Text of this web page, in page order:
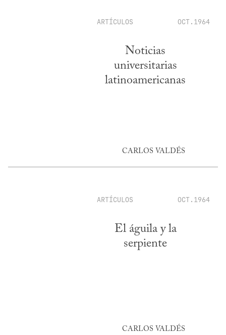
ARTÍCULOS OCT.1964
Noticias
universitarias
latinoamericanas
CARLOS VALDÉS
ARTÍCULOS OCT.1964
El águila y la
serpiente
CARLOS VALDÉS